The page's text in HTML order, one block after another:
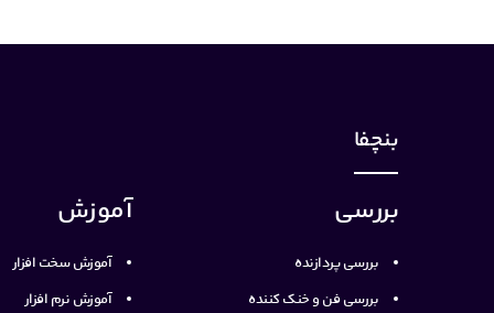
بنچفا
بررسی
بررسی پردازنده
بررسی فن و خنک کننده
آموزش
آموزش سخت افزار
آموزش نرم افزار